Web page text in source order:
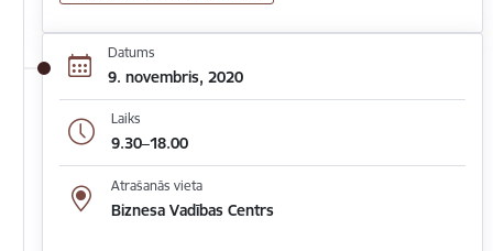
Datums
9. novembris, 2020
Laiks
9.30–18.00
Atrašanās vieta
Biznesa Vadības Centrs